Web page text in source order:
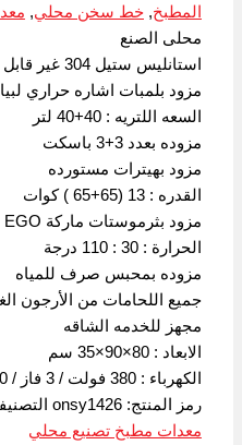
المطبخ,خط سخن محلي,
محلى الصنع
استانليس ستيل 304 غير قابل للصدأ
مزود بلمبات اشاره حراري
السعه اللتريه : 40+40 لتر
مزوده بعدد 3+3 باسكت
مزود بهيترات مستورده
القدره : 13 (65+65 ) كوات
مزود بثرموستات ماركة EGO الالمانية
الحرارة : 30 : 110 درجة
مزوده بمحبس صرف للمياه
جميع اللحامات من الأرجون
مجهز للخدمه الشاقه
الابعاد : 80×90×35 سم
الكهرباء : 380 فولت / 3 فاز / 50 هرتز
رمز المنتج:onsy1426
معدات مطبخ تصنيع محلي